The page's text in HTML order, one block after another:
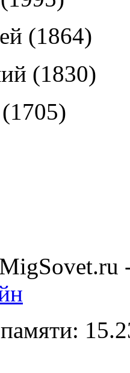
(1864)
(1830)